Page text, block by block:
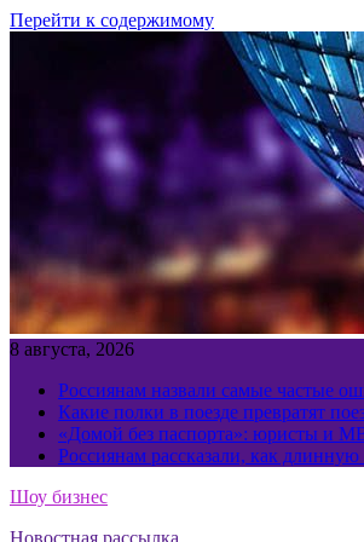
Перейти к содержимому
8 августа, 2026
Россиянам назвали самые частые
Какие полки в поезде превратят
«Домой без паспорта»: юристы и
Россиянам рассказали, как
Шоу бизнес
Новостная рассылка